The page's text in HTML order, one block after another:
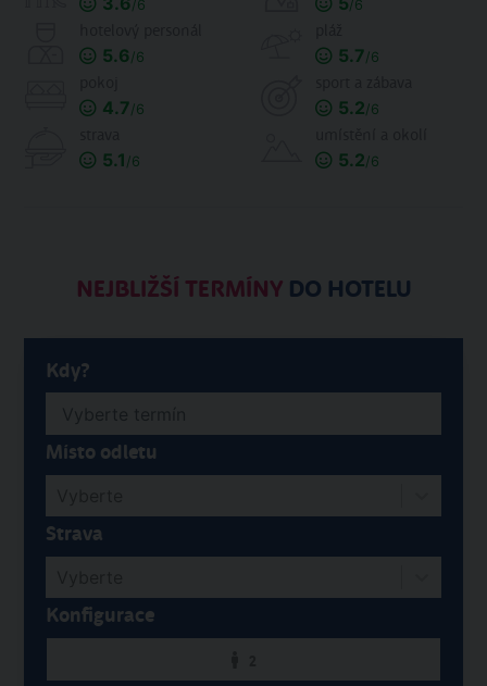
/6 /6
5.6/6 5.7/6
4.7/6 5.2/6
5.1 /6 5.2/6
NEJBLIŽŠÍ TERMÍNYDO HOTELU
Kdy?
Místo odletu
Strava
Konfigurace